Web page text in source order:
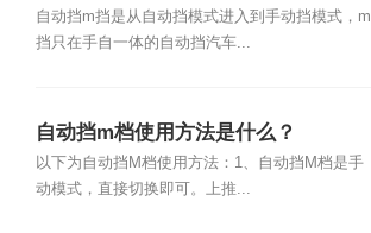
自动挡m挡是从自动挡模式进入到手动挡模式，m
挡只在手自一体的自动挡汽车...
自动挡m档使用方法是什么？
以下为自动挡M档使用方法：1、自动挡M档是手
动模式，直接切换即可。上推...